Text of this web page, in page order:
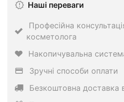
Наші переваги
Професійна
косметолога
Накопичувальна
Зручні способи оплати
Безкоштовна доставка